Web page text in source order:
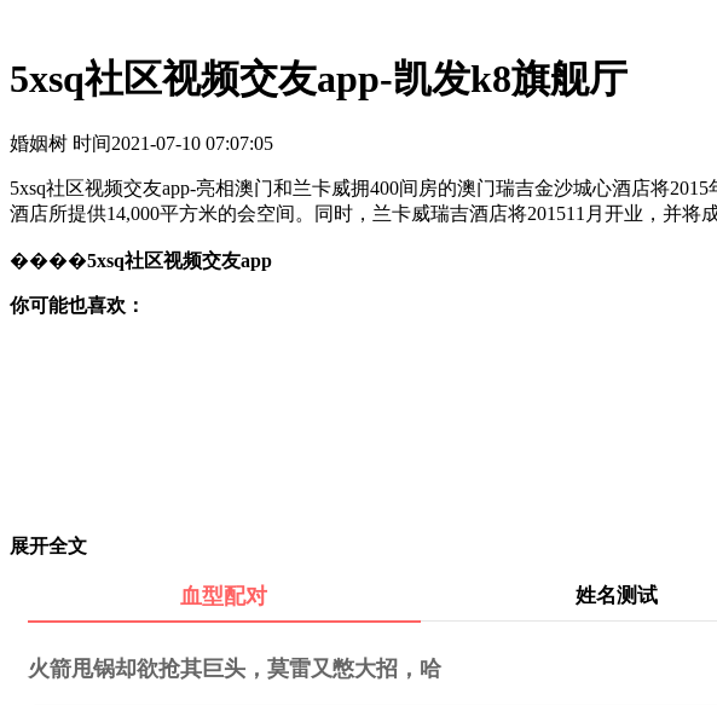
5xsq社区视频交友app-凯发k8旗舰厅
婚姻树 时间2021-07-10 07:07:05
5xsq社区视频交友app-亮相澳门和兰卡威拥400间房的澳门瑞吉金沙城心酒店将
酒店所提供14,000平方米的会空间。同时，兰卡威瑞吉酒店将201511月开业，并将
����5xsq社区视频交友app
你可能也喜欢：
展开全文
血型配对 姓名测试
火箭甩锅却欲抢其巨头，莫雷又憋大招，哈